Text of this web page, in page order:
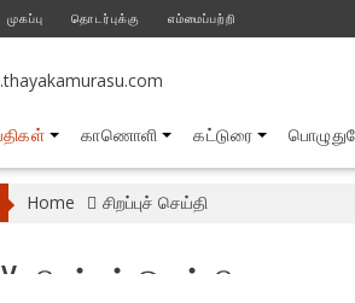
முகப்பு தொடர்புக்கு எம்மைப்பற்றி
காணொளி கட்டுரை
Home சிறப்புச் செய்தி
சிறப்புச் செய்தி